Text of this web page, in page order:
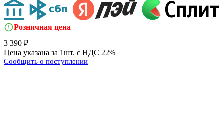
Розничная цена
3 390 ₽
Цена указана за 1шт. с НДС 22%
Сообщить о поступлении